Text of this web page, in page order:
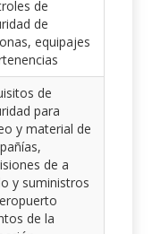
de
de
equipajes
de
para
y material de
de a
y suministros
de la